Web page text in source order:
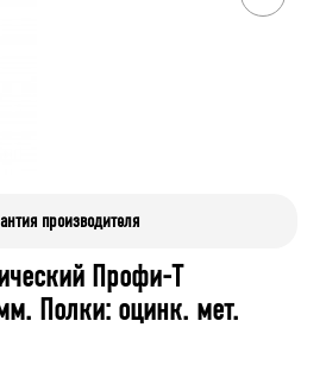
производителя
Профи-Т
Полки: оцинк. мет.